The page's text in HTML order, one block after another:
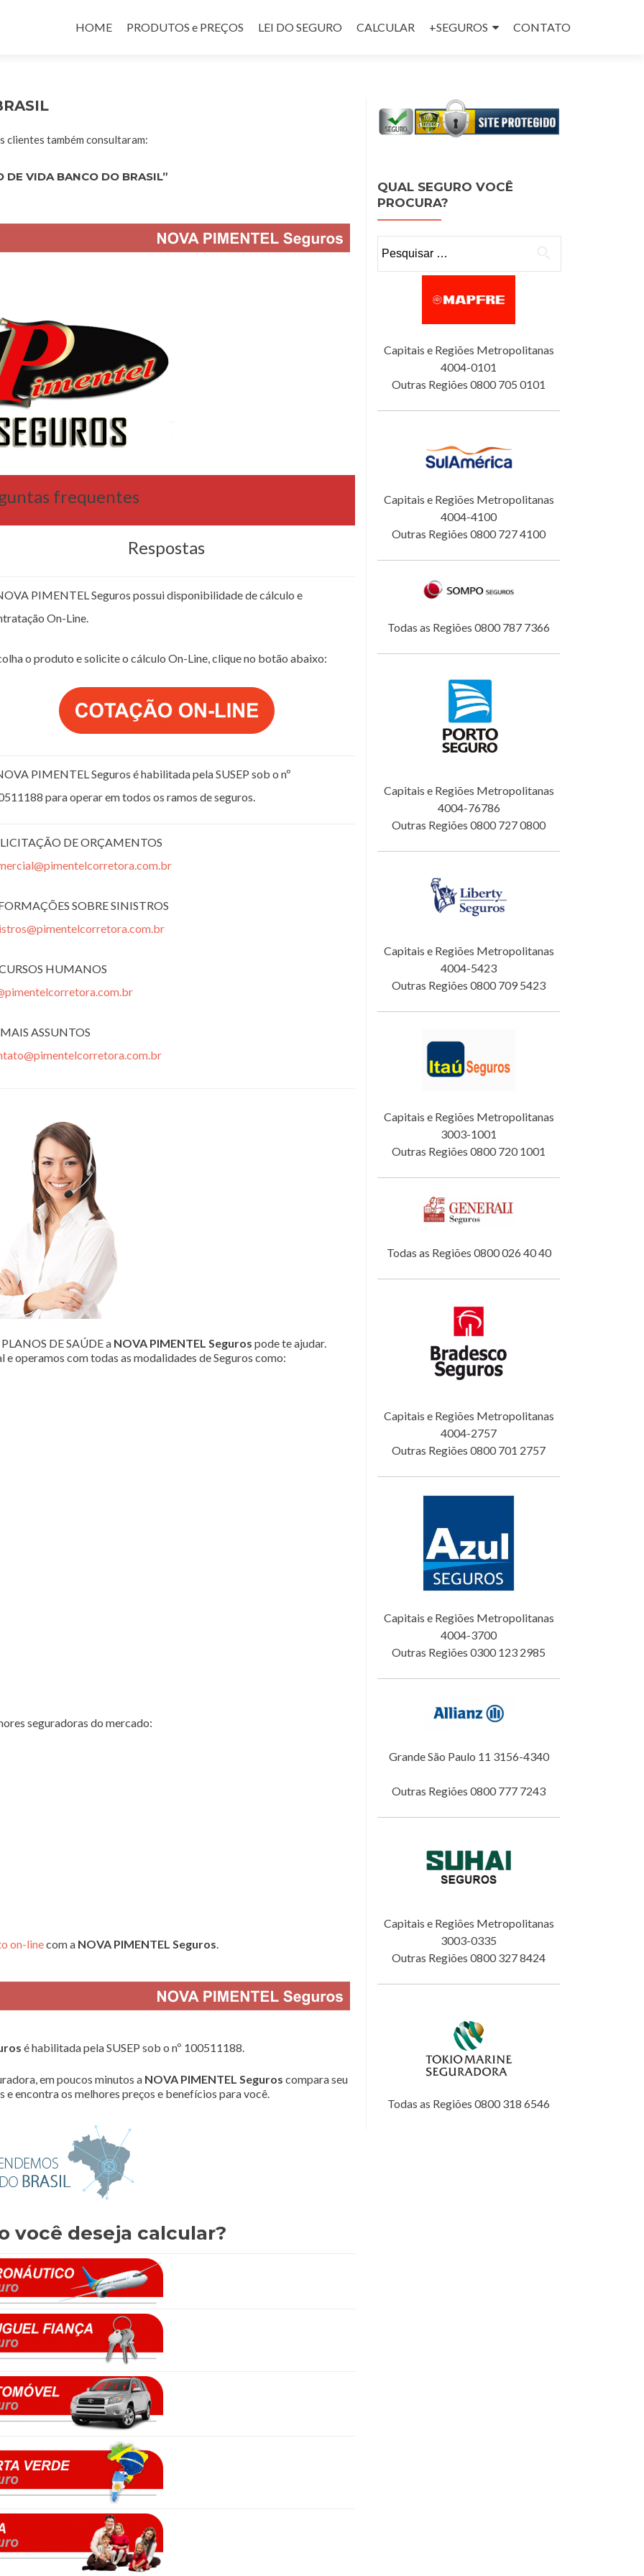
HOME
PRODUTOS e PREÇOS LEI DO SEGURO CALCULAR +SEGUROS CONTATO
clientes também consultaram:
DE VIDA BANCO DO BRASIL”
frequentes
Respostas
PIMENTEL Seguros possui disponibilidade de cálculo e
On-Line.
o produto e solicite o cálculo On-Line, clique no botão abaixo:
PIMENTEL Seguros é habilitada pela SUSEP sob o nº
para operar em todos os ramos de seguros.
DE ORÇAMENTOS
SOBRE SINISTROS
HUMANOS
ASSUNTOS
DE SAÚDE a NOVA PIMENTEL Seguros pode te ajudar.
operamos com todas as modalidades de Seguros como:
seguradoras do mercado:
on-linecom a NOVA PIMENTEL Seguros.
é habilitada pela SUSEP sob o nº 100511188.
em poucos minutos a NOVA PIMENTEL Seguros compara seu
e encontra os melhores preços e benefícios para você.
você deseja calcular?
QUAL SEGURO VOCÊ
PROCURA?
Capitais e Regiões Metropolitanas
4004-0101
Outras Regiões 0800 705 0101
Capitais e Regiões Metropolitanas
4004-4100
Outras Regiões 0800 727 4100
Todas as Regiões 0800 787 7366
Capitais e Regiões Metropolitanas
4004-76786
Outras Regiões 0800 727 0800
Capitais e Regiões Metropolitanas
4004-5423
Outras Regiões 0800 709 5423
Capitais e Regiões Metropolitanas
3003-1001
Outras Regiões 0800 720 1001
Todas as Regiões 0800 026 40 40
Capitais e Regiões Metropolitanas
4004-2757
Outras Regiões 0800 701 2757
Capitais e Regiões Metropolitanas
4004-3700
Outras Regiões 0300 123 2985
Grande São Paulo 11 3156-4340
Outras Regiões 0800 777 7243
Capitais e Regiões Metropolitanas
3003-0335
Outras Regiões 0800 327 8424
Todas as Regiões 0800 318 6546